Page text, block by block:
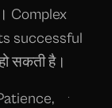
Complex
successful
सकती है।